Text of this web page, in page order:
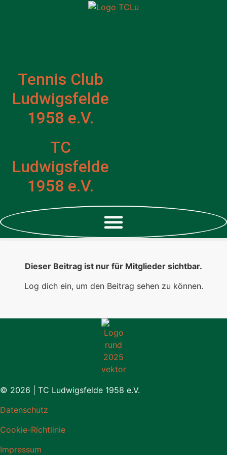
Tennis Club
Ludwigsfelde
1958 e.V.
TC
Ludwigsfelde
1958 e.V.
Dieser Beitrag ist nur für Mitglieder sichtbar.
Log dich ein, um den Beitrag sehen zu können.
© 2026 | TC Ludwigsfelde 1958 e.V.
Datenschutz
Cookie-Richtlinie
Impressum